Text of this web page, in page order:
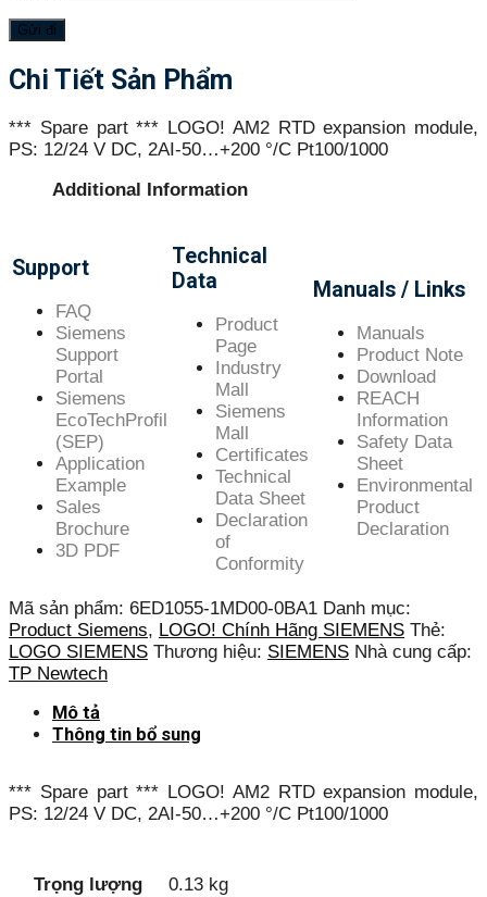
Chi Tiết Sản Phẩm
*** Spare part *** LOGO! AM2 RTD expansion module,
PS: 12/24 V DC, 2AI-50…+200 °/C Pt100/1000
Additional Information
Support
FAQ
Siemens
Support
Portal
Siemens
EcoTechProfil
(SEP)
Application
Example
Sales
Brochure
3D PDF
Technical
Data
Product
Page
Industry
Mall
Siemens
Mall
Certificates
Technical
Data Sheet
Declaration
of
Conformity
Manuals / Links
Manuals
Product Note
Download
REACH
Information
Safety Data
Sheet
Environmental
Product
Declaration
Mã sản phẩm: 6ED1055-1MD00-0BA1 Danh mục:
Product Siemens, LOGO! Chính Hãng SIEMENS Thẻ:
LOGO SIEMENS Thương hiệu: SIEMENS Nhà cung cấp:
TP Newtech
Mô tả
Thông tin bổ sung
*** Spare part *** LOGO! AM2 RTD expansion module,
PS: 12/24 V DC, 2AI-50…+200 °/C Pt100/1000
Trọng lượng 0.13 kg